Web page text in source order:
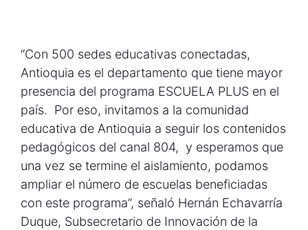
“Con 500 sedes educativas conectadas,
Antioquia es el departamento que tiene mayor
presencia del programa ESCUELA PLUS en el
país. Por eso, invitamos a la comunidad
educativa de Antioquia a seguir los contenidos
pedagógicos del canal 804, y esperamos que
una vez se termine el aislamiento, podamos
ampliar el número de escuelas beneficiadas
con este programa”, señaló Hernán Echavarría
Duque, Subsecretario de Innovación de la